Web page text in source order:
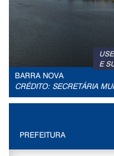
E
BARRA NOVA
CRÉDITO: SECRETÁRIA
PREFEITURA